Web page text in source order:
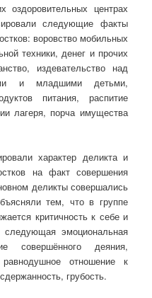
центрах
следующие факты
воровство мобильных
техники, денег и прочих
издевательство над
и младшими детьми,
питания, распитие
лагеря, порча имущества
характер деликта и
на факт совершения
деликты совершались
тем, что в группе
критичность к себе и
эмоциональная
совершённого деяния,
отношение к
грубость.